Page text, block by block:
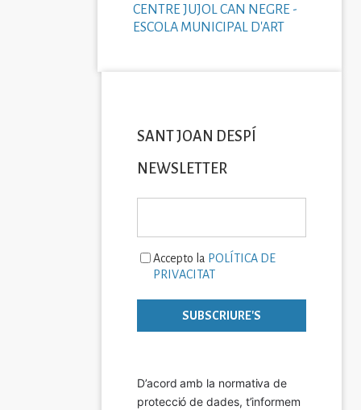
CENTRE JUJOL CAN NEGRE -
ESCOLA MUNICIPAL D'ART
SANT JOAN DESPÍ
NEWSLETTER
Accepto la POLÍTICA DE
PRIVACITAT
D’acord amb la normativa de
protecció de dades, t’informem